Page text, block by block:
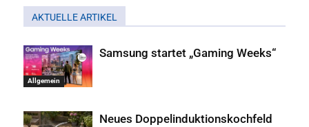
AKTUELLE ARTIKEL
Allgemein
Samsung startet „Gaming Weeks“
Neues Doppelinduktionskochfeld